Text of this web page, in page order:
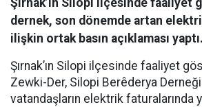
Şırnak’ın Silopi ilçesinde faaliyet
dernek, son dönemde artan
ilişkin ortak basın açıklaması yaptı.
Şırnak’ın Silopi ilçesinde faaliyet
Zewki-Der, Silopi Berêderya
vatandaşların elektrik faturalarında